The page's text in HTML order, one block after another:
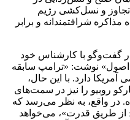
بدون لطمه زدن به
کشور، وارد مذاکره
رئیس‌جمهور و همچنین
و با حفظ اصول در
یکطرفه برای مذاکره با
و التماس است، و نه